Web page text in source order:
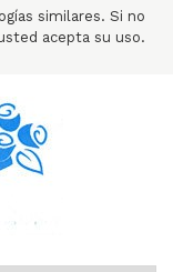
similares. Si no
acepta su uso.